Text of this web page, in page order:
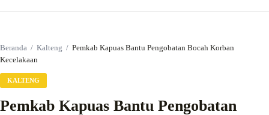
Beranda / Kalteng / Pemkab Kapuas Bantu Pengobatan Bocah Korban
Kecelakaan
KALTENG
Pemkab Kapuas Bantu Pengobatan